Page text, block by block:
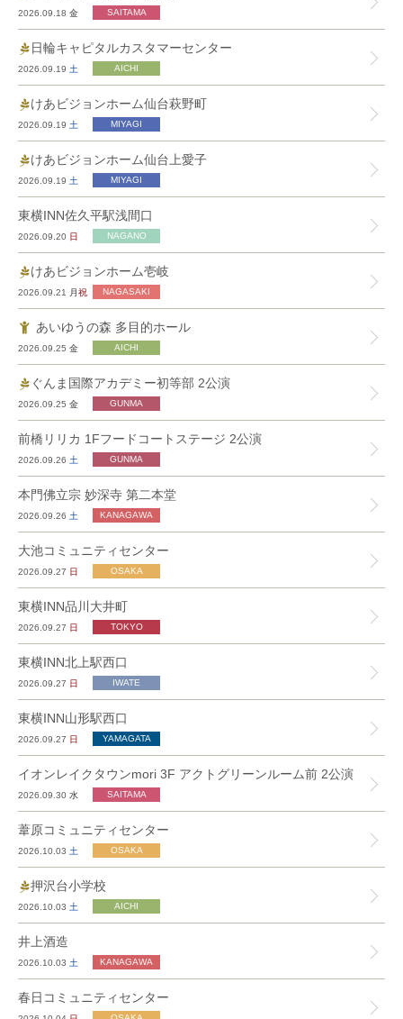
2026.09.18 金
日輪キャピタルカスタマーセンター
2026.09.19 土
けあビジョンホーム仙台萩野町
2026.09.19 土
けあビジョンホーム仙台上愛子
2026.09.19 土
東横INN佐久平駅浅間口
2026.09.20 日
けあビジョンホーム壱岐
2026.09.21 月祝
あいゆうの森 多目的ホール
2026.09.25 金
ぐんま国際アカデミー初等部 2公演
2026.09.25 金
前橋リリカ 1Fフードコートステージ 2公演
2026.09.26 土
本門佛立宗 妙深寺 第二本堂
2026.09.26 土
大池コミュニティセンター
2026.09.27 日
東横INN品川大井町
2026.09.27 日
東横INN北上駅西口
2026.09.27 日
東横INN山形駅西口
2026.09.27 日
イオンレイクタウンmori 3F アクトグリーンルーム前 2公演
2026.09.30 水
葦原コミュニティセンター
2026.10.03 土
押沢台小学校
2026.10.03 土
井上酒造
2026.10.03 土
春日コミュニティセンター